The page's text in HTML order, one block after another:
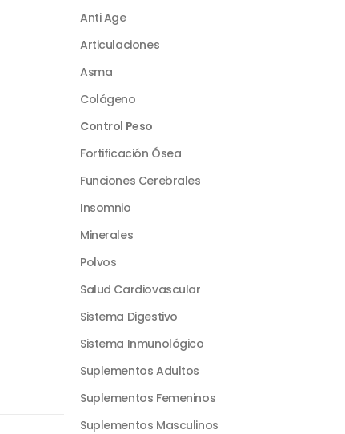
Anti Age
Articulaciones
Asma
Colágeno
Control Peso
Fortificación Ósea
Funciones Cerebrales
Insomnio
Minerales
Polvos
Salud Cardiovascular
Sistema Digestivo
Sistema Inmunológico
Suplementos Adultos
Suplementos Femeninos
Suplementos Masculinos